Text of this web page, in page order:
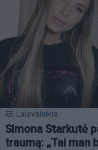
Laisvalaikis
Simona Starkutė
traumą: „Tai man